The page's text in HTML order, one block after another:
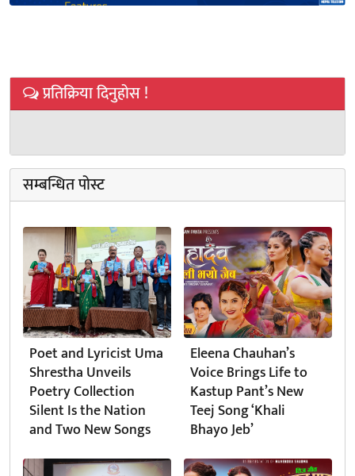
प्रतिक्रिया दिनुहोस !
सम्बन्धित पोस्ट
Poet and Lyricist Uma
Shrestha Unveils
Poetry Collection
Silent Is the Nation
and Two New Songs
Eleena Chauhan’s
Voice Brings Life to
Kastup Pant’s New
Teej Song ‘Khali
Bhayo Jeb’